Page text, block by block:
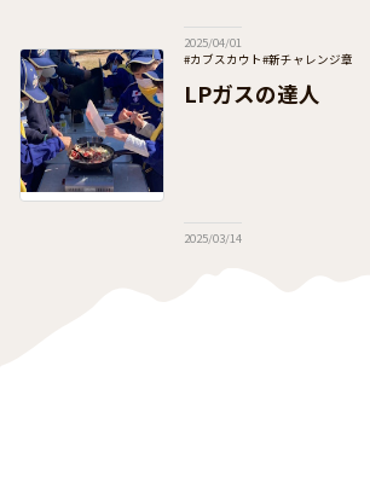
活動を提供しつつ、
2025/04/01
#カブスカウト#新チャレンジ章
#日本連盟事業（通年・季節事業）
LPガスの達人
2025/03/14